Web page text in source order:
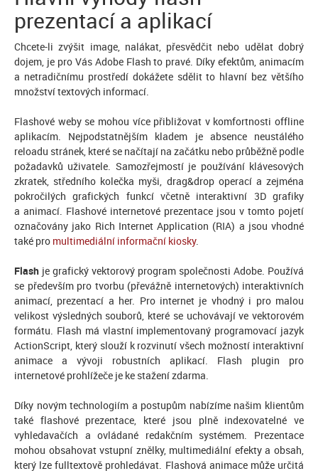
prezentací a aplikací
Chcete-li zvýšit image, nalákat, přesvědčit nebo udělat dobrý
dojem, je pro Vás Adobe Flash to pravé. Díky efektům, animacím
a netradičnímu prostředí dokážete sdělit to hlavní bez většího
množství textových informací.
Flashové weby se mohou více přibližovat v komfortnosti offline
aplikacím. Nejpodstatnějším kladem je absence neustálého
reloadu stránek, které se načítají na začátku nebo průběžně podle
požadavků uživatele. Samozřejmostí je používání klávesových
zkratek, středního kolečka myši, drag&drop operací a zejména
pokročilých grafických funkcí včetně interaktivní 3D grafiky
a animací. Flashové internetové prezentace jsou v tomto pojetí
označovány jako Rich Internet Application (RIA) a jsou vhodné
také pro multimediální informační kiosky.
Flash je grafický vektorový program společnosti Adobe. Používá
se především pro tvorbu (převážně internetových) interaktivních
animací, prezentací a her. Pro internet je vhodný i pro malou
velikost výsledných souborů, které se uchovávají ve vektorovém
formátu. Flash má vlastní implementovaný programovací jazyk
ActionScript, který slouží k rozvinutí všech možností interaktivní
animace a vývoji robustních aplikací. Flash plugin pro
internetové prohlížeče je ke stažení zdarma.
Díky novým technologiím a postupům nabízíme našim klientům
také flashové prezentace, které jsou plně indexovatelné ve
vyhledavačích a ovládané redakčním systémem. Prezentace
mohou obsahovat vstupní znělky, multimediální efekty a obsah,
který lze fulltextově prohledávat. Flashová animace může určitá